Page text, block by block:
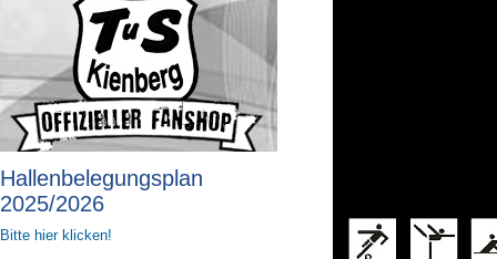
Hallenbelegungsplan
2025/2026
Bitte hier klicken!